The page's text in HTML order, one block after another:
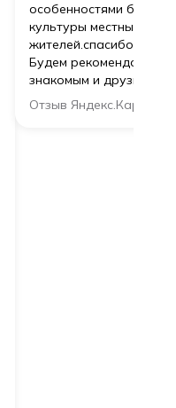
особенностями быта и
культуры местных
жителей.спасибо
Будем рекомендовать
знакомым и друзьям!
Отзыв Яндекс.Карты →